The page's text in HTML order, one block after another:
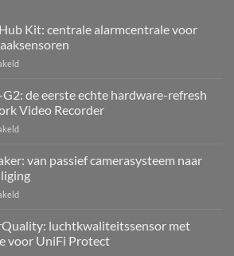
Kit: centrale alarmcentrale voor
voor
Alarm
Kit:
centrale
voor
inbraaksensoren
de eerste echte hardware-refresh
Video Recorder
voor
de
eerste
hardware-
refresh
van passief camerasysteem naar
voor
Speaker:
van
luchtkwaliteitssensor met
voor UniFi Protect